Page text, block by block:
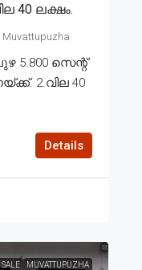
40 ലക്ഷം.
Muvattupuzha
5.800 സെന്റ്
2.വില 40
Details
SALE MUVATTUPUZHA